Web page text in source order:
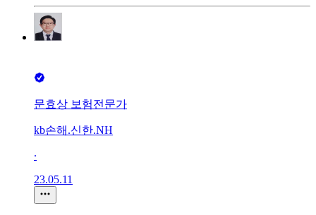
문효상 보험전문가
kb손해.신한.NH
∙
23.05.11